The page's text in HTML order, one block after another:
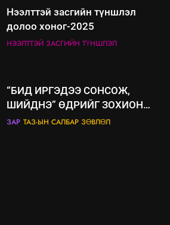
үзүүлэх буюу үзүүлж байгаа
нөлөөллийн талаарх
мэдээлэл
Нээлттэй засгийн түншлэл
долоо хоног-2025
НЭЭЛТТЭЙ ЗАСГИЙН ТҮНШЛЭЛ
“БИД ИРГЭДЭЭ СОНСОЖ,
ШИЙДНЭ” ӨДРИЙГ ЗОХИОН
БАЙГУУЛНА
ЗАР ТАЗ-ЫН САЛБАР ЗӨВЛӨЛ